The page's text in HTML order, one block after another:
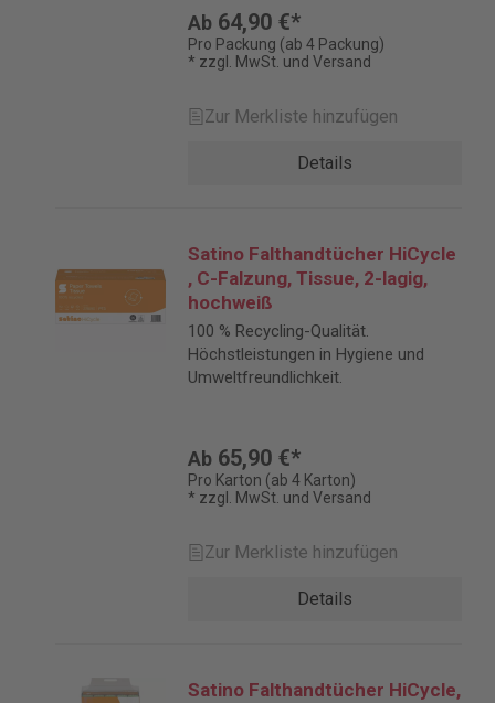
längere Befüllungsintervalle.
Ab 64,90 €*
Pro Packung (ab 4 Packung)
* zzgl. MwSt. und Versand
Zur Merkliste hinzufügen
Details
Satino Falthandtücher HiCycle
, C-Falzung, Tissue, 2-lagig,
hochweiß
100 % Recycling-Qualität.
Höchstleistungen in Hygiene und
Umweltfreundlichkeit.
Ab 65,90 €*
Pro Karton (ab 4 Karton)
* zzgl. MwSt. und Versand
Zur Merkliste hinzufügen
Details
Satino Falthandtücher HiCycle,